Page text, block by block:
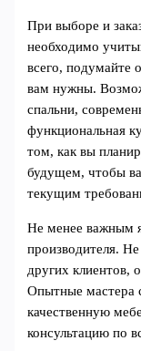
При выборе и
необходимо
всего, подумайте
вам нужны.
спальни,
функциональная
том, как вы
будущем, чтобы
текущим
Не менее важным
производителя.
других клиентов,
Опытные мастера
качественную
консультацию по